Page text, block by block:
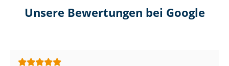
Unsere Bewertungen bei Google